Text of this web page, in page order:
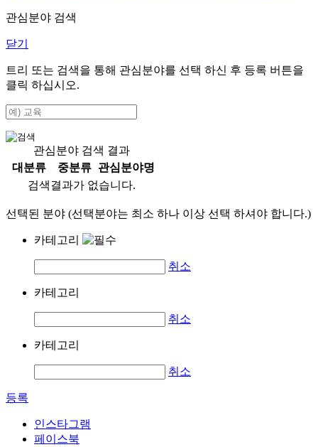
관심분야 검색
닫기
트리 또는 검색을 통해 관심분야를 선택 하신 후 등록 버튼을
클릭 하십시오.
관심분야 검색 결과
대분류
중분류
관심분야명
검색결과가 없습니다.
선택된 분야 (선택분야는 최소 하나 이상 선택 하셔야 합니다.)
카테고리
취소
카테고리
취소
카테고리
취소
등록
인스타그램
페이스북